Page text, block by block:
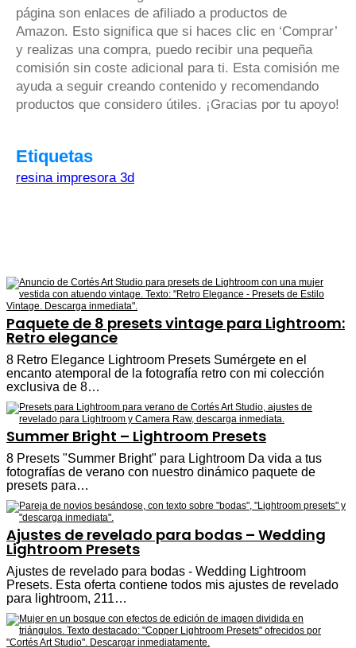
página son enlaces de afiliado a productos de
Amazon. Esto significa que si haces clic en ‘Comprar’
y realizas una compra, puedo recibir una pequeña
comisión sin coste adicional para ti. Esta comisión me
ayuda a seguir creando contenido y recomendando
productos que considero útiles. ¡Gracias por tu apoyo!
Etiquetas
resina impresora 3d
Paquete de 8 presets vintage para Lightroom:
Retro elegance
8 Retro Elegance Lightroom Presets Sumérgete en el
encanto atemporal de la fotografía retro con mi colección
exclusiva de 8…
Summer Bright – Lightroom Presets
8 Presets "Summer Bright" para Lightroom Da vida a tus
fotografías de verano con nuestro dinámico paquete de
presets para…
Ajustes de revelado para bodas – Wedding
Lightroom Presets
Ajustes de revelado para bodas - Wedding Lightroom
Presets. Esta oferta contiene todos mis ajustes de revelado
para lightroom, 211…